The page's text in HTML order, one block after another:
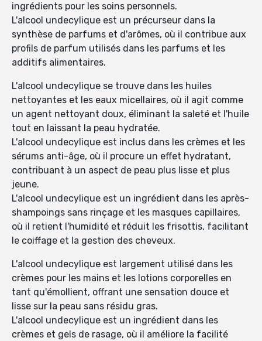
ingrédients pour les soins personnels.
L'alcool undecylique est un précurseur dans la
synthèse de parfums et d'arômes, où il contribue aux
profils de parfum utilisés dans les parfums et les
additifs alimentaires.
L'alcool undecylique se trouve dans les huiles
nettoyantes et les eaux micellaires, où il agit comme
un agent nettoyant doux, éliminant la saleté et l'huile
tout en laissant la peau hydratée.
L'alcool undecylique est inclus dans les crèmes et les
sérums anti-âge, où il procure un effet hydratant,
contribuant à un aspect de peau plus lisse et plus
jeune.
L'alcool undecylique est un ingrédient dans les après-
shampoings sans rinçage et les masques capillaires,
où il retient l'humidité et réduit les frisottis, facilitant
le coiffage et la gestion des cheveux.
L'alcool undecylique est largement utilisé dans les
crèmes pour les mains et les lotions corporelles en
tant qu'émollient, offrant une sensation douce et
lisse sur la peau sans résidu gras.
L'alcool undecylique est un ingrédient dans les
crèmes et gels de rasage, où il améliore la facilité